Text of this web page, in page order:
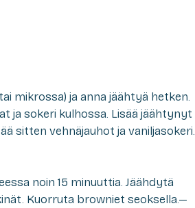
mikrossa) ja anna jäähtyä hetken.
ja sokeri kulhossa. Lisää jäähtynyt
sitten vehnäjauhot ja vaniljasokeri.
noin 15 minuuttia. Jäähdytä
Kuorruta browniet seoksella.—